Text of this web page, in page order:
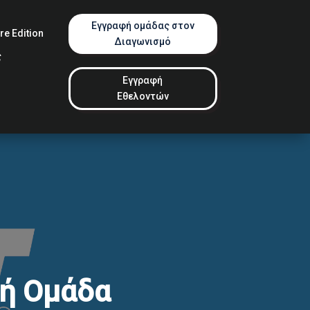
Edition
Εγγραφή ομάδας στον
Διαγωνισμό
Εγγραφή
Εθελοντών
Ομάδα